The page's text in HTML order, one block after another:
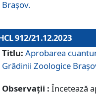
Brașov.
912/21.12.2023
Titlu: Aprobarea
Grădinii Zoologice
Observații : Încetează